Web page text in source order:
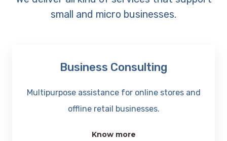
small and micro businesses.
Business Consulting
Multipurpose assistance for online stores and
offline retail businesses.
Know more